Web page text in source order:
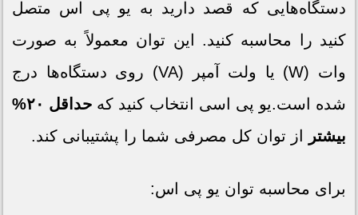
دستگاه‌هایی که قصد دارید به یو پی اس متصل
کنید را محاسبه کنید. این توان معمولاً به صورت
وات (W) یا ولت آمپر (VA) روی دستگاه‌ها درج
شده است.یو پی اسی انتخاب کنید که
حداقل ۲۰%
بیشتر
از توان کل مصرفی شما را پشتیبانی کند.
برای محاسبه توان یو پی اس: